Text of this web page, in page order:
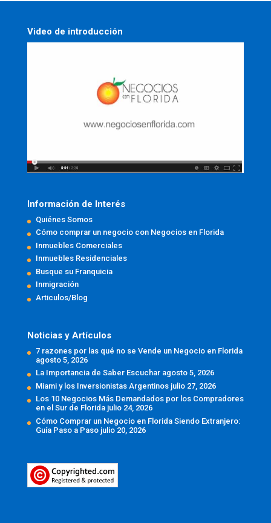
Video de introducción
Información de Interés
Quiénes Somos
Cómo comprar un negocio con Negocios en Florida
Inmuebles Comerciales
Inmuebles Residenciales
Busque su Franquicia
Inmigración
Articulos/Blog
Noticias y Artículos
7 razones por las qué no se Vende un Negocio en Florida
agosto 5, 2026
La Importancia de Saber Escuchar agosto 5, 2026
Miami y los Inversionistas Argentinos julio 27, 2026
Los 10 Negocios Más Demandados por los Compradores
en el Sur de Florida julio 24, 2026
Cómo Comprar un Negocio en Florida Siendo Extranjero:
Guía Paso a Paso julio 20, 2026